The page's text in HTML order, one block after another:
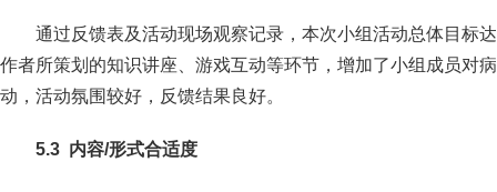
通过反馈表及活动现场观察记录，本次小组活动总体目标
作者所策划的知识讲座、游戏互动等环节，增加了小组成员对
动，活动氛围较好，反馈结果良好。
5.3 内容/形式合适度